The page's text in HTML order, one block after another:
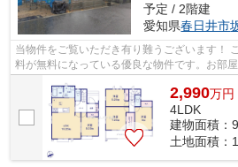
予定 / 2階建
愛知県春日井市
当物件をご覧いただき有り難うございます！
料が無料になっている優良な物件です。お部
せて頂きますのでお気軽にお問合せ下...
2,990万円
4LDK
建物面積：
土地面積：